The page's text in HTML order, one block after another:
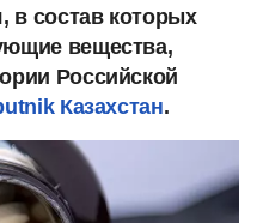
в состав которых
вещества,
Российской
Казахстан.